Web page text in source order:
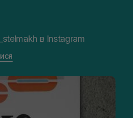
в Instagram